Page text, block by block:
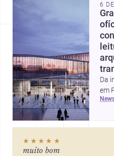
6
Da
em
★★★★★
muito bom